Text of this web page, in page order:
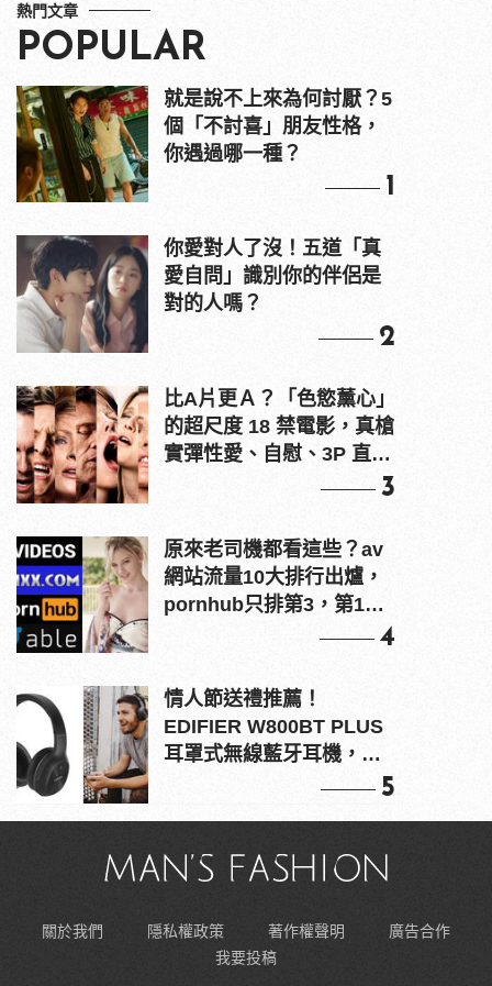
熱門文章
POPULAR
就是說不上來為何討厭？5
個「不討喜」朋友性格，
你遇過哪一種？
1
你愛對人了沒！五道「真
愛自問」識別你的伴侶是
對的人嗎？
2
比A片更Ａ？「色慾薰心」
的超尺度 18 禁電影，真槍
實彈性愛、自慰、3P 直接
3
原來老司機都看這些？av
網站流量10大排行出爐，
pornhub只排第3，第1名
4
情人節送禮推薦！
EDIFIER W800BT PLUS
耳罩式無線藍牙耳機，在
5
關於我們 隱私權政策 著作權聲明
廣告合作
我要投稿